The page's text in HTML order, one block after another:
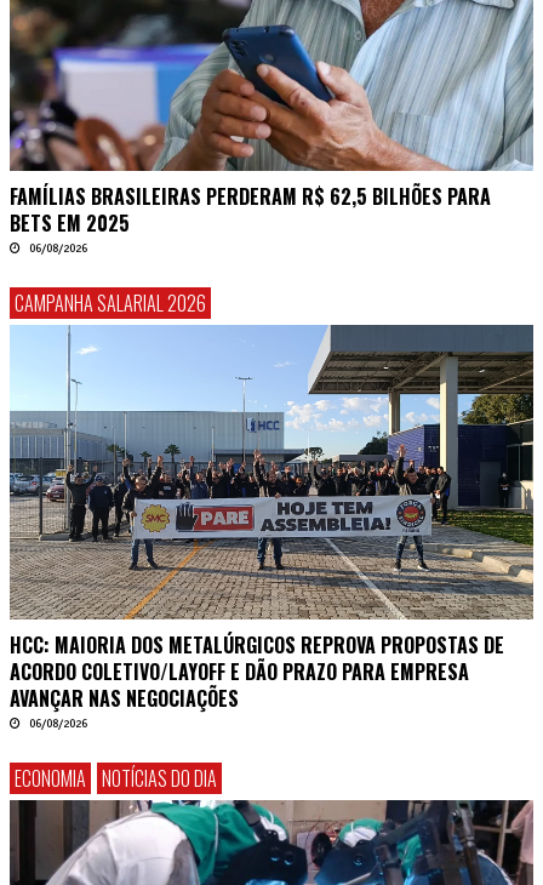
FAMÍLIAS BRASILEIRAS PERDERAM R$ 62,5 BILHÕES PARA
BETS EM 2025
06/08/2026
CAMPANHA SALARIAL 2026
HCC: MAIORIA DOS METALÚRGICOS REPROVA PROPOSTAS DE
ACORDO COLETIVO/LAYOFF E DÃO PRAZO PARA EMPRESA
AVANÇAR NAS NEGOCIAÇÕES
06/08/2026
ECONOMIA NOTÍCIAS DO DIA